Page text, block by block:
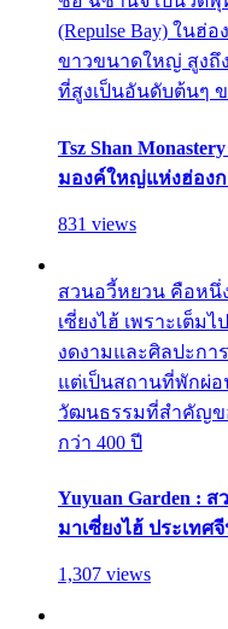
(Repulse Bay) ในฮ่
ขาวขนาดใหญ่ สูงถึ
ที่สูงเป็นอันดับต้นๆ
Tsz Shan
มองค์ใหญ่แห่งฮ่องก
831 views
สวนอวี้หยวน คือหนึ่
เซี่ยงไฮ้ เพราะเต็
งดงามและศิลปะก
แต่เป็นสถานที่พักผ่อ
วัฒนธรรมที่สำคัญข
กว่า 400 ปี
Yuyuan Garden :
มาเซี่ยงไฮ้ ประเทศ
1,307 views